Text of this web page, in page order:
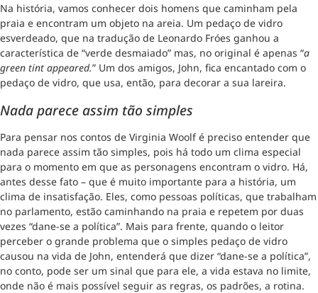
Na história, vamos conhecer dois homens que caminham pela
praia e encontram um objeto na areia. Um pedaço de vidro
esverdeado, que na tradução de Leonardo Fróes ganhou a
característica de “verde desmaiado” mas, no original é apenas “a
green tint appeared.” Um dos amigos, John, fica encantado com o
pedaço de vidro, que usa, então, para decorar a sua lareira.
Nada parece assim tão simples
Para pensar nos contos de Virginia Woolf é preciso entender que
nada parece assim tão simples, pois há todo um clima especial
para o momento em que as personagens encontram o vidro. Há,
antes desse fato – que é muito importante para a história, um
clima de insatisfação. Eles, como pessoas políticas, que trabalham
no parlamento, estão caminhando na praia e repetem por duas
vezes “dane-se a política”. Mais para frente, quando o leitor
perceber o grande problema que o simples pedaço de vidro
causou na vida de John, entenderá que dizer “dane-se a política”,
no conto, pode ser um sinal que para ele, a vida estava no limite,
onde não é mais possível seguir as regras, os padrões, a rotina.